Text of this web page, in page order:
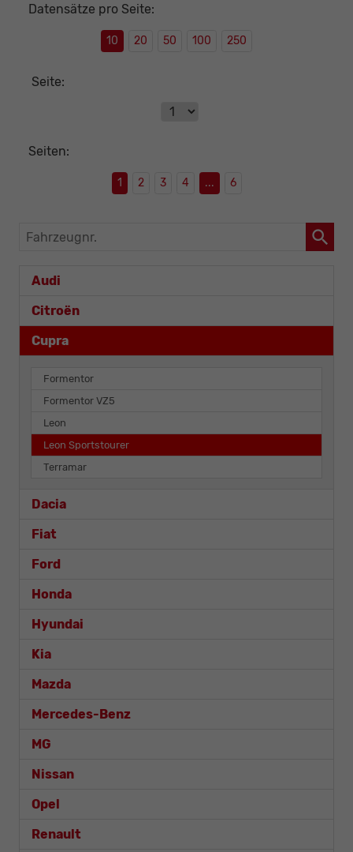
Datensätze pro Seite:
10 20 50 100 250
Seite:
Seiten:
1 2 3 4 ... 6
Fahrzeugnr.
Audi
Citroën
Cupra
Formentor
Formentor VZ5
Leon
Leon Sportstourer
Terramar
Dacia
Fiat
Ford
Honda
Hyundai
Kia
Mazda
Mercedes-Benz
MG
Nissan
Opel
Renault